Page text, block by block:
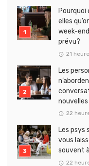
elles
week-
prévu?
21
Les
22
Les psys
vous
souvent
22